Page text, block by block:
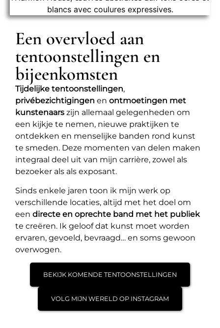
Een overvloed aan
tentoonstellingen en
bijeenkomsten
Tijdelijke tentoonstellingen,
privébezichtigingen enontmoetingen met
kunstenaars zijn allemaal gelegenheden om
een kijkje te nemen, nieuwe praktijken te
ontdekken en menselijke banden rond kunst
te smeden. Deze momenten van delen maken
integraal deel uit van mijn carrière, zowel als
bezoeker als als exposant.
Sinds enkele jaren toon ik mijn werk op
verschillende locaties, altijd met het doel om
eendirecte en oprechte band met het publiek
te creëren. Ik geloof dat kunst moet worden
ervaren, gevoeld, bevraagd… en soms gewoon
overwogen.
BEKIJK KOMENDE TENTOONSTELLINGEN
VOLG MIJN WERELD OP INSTAGRAM